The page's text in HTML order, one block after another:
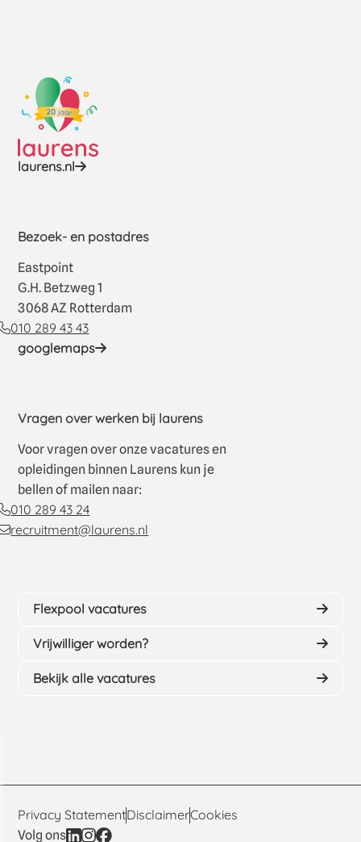
laurens.nl
Bezoek- en postadres
Eastpoint
G.H. Betzweg 1
3068 AZ Rotterdam
010 289 43 43
googlemaps
Vragen over werken bij laurens
Voor vragen over onze vacatures en
opleidingen binnen Laurens kun je
bellen of mailen naar:
010 289 43 24
recruitment@laurens.nl
Flexpool vacatures
Vrijwilliger worden?
Bekijk alle vacatures
Privacy StatementDisclaimerCookies
Volg ons